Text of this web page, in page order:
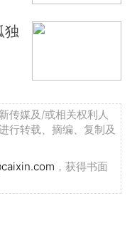
独
传媒及/或相关权利人
行转载、摘编、复制及
，获得书面